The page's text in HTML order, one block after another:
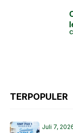
TERPOPULER
Juli 7,